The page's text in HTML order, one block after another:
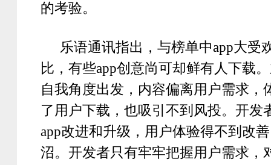
的考验。
乐语通讯指出，与榜单中app大受
比，有些app创意尚可却鲜有人下载
自我角度出发，内容偏离用户需求，
了用户下载，也吸引不到风投。开发
app改进和升级，用户体验得不到改
沼。开发者只有牢牢把握用户需求，